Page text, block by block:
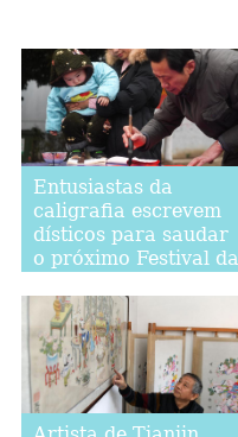
Entusiastas da
caligrafia escrevem
dísticos para saudar
o próximo Festival da